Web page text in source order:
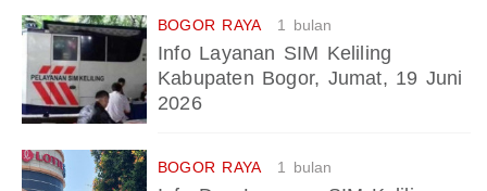
BOGOR RAYA 1 bulan
Info Layanan SIM Keliling
Kabupaten Bogor, Jumat, 19 Juni
2026
BOGOR RAYA 1 bulan